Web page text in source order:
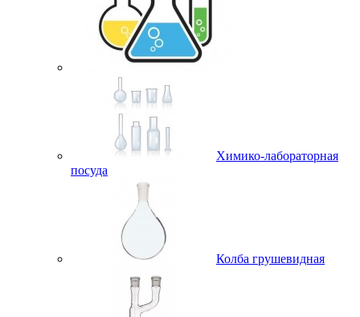
Химико-лабораторная
посуда
Колба грушевидная